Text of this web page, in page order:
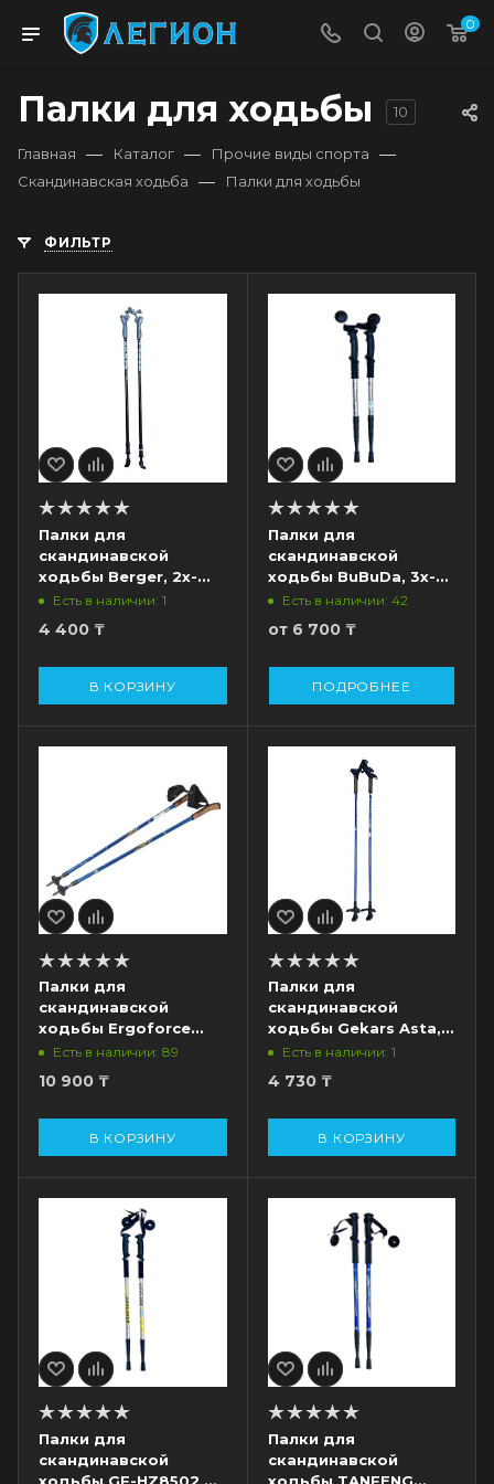
0
Палки для ходьбы 10
Главная — Каталог — Прочие виды спорта —
Скандинавская ходьба — Палки для ходьбы
ФИЛЬТР
Палки для
скандинавской
ходьбы Berger, 2х-
секционные, 77 - 135
Есть в наличии: 1
4 400 ₸
В КОРЗИНУ
Палки для
скандинавской
ходьбы BuBuDa, 3х-
секционные, 50 - 110
Есть в наличии: 42
от 6 700 ₸
ПОДРОБНЕЕ
Палки для
скандинавской
ходьбы Ergoforce
Nordic E-0673, 2-х
110 - 140 см, синий
Есть в наличии: 89
10 900 ₸
В КОРЗИНУ
Палки для
скандинавской
ходьбы Gekars Asta,
синий, разм. 100 см
Есть в наличии: 1
4 730₸
В КОРЗИНУ
Палки для
скандинавской
ходьбы GF-HZ8502,
Палки для
скандинавской
ходьбы TANFENG